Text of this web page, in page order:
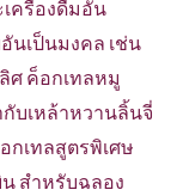
ครื่องดื่มอัน
นเป็นมงคล เช่น
ศ ค็อกเทลหมู
บเหล้าหวานลิ้นจี่
กเทลสูตรพิเศษ
สำหรับฉลอง